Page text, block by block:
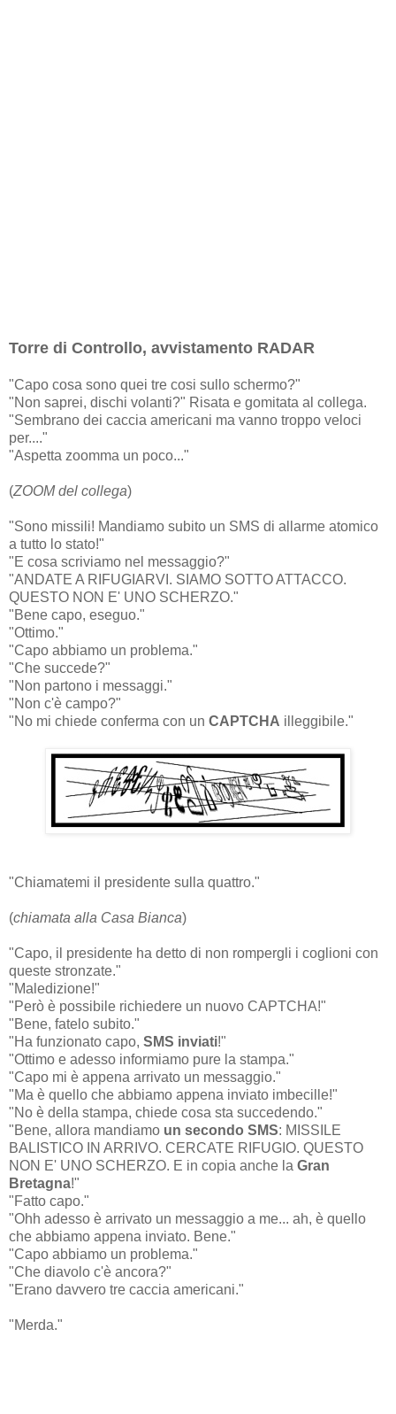
Torre di Controllo, avvistamento RADAR
"Capo cosa sono quei tre cosi sullo schermo?"
"Non saprei, dischi volanti?" Risata e gomitata al collega.
"Sembrano dei caccia americani ma vanno troppo veloci
per...."
"Aspetta zoomma un poco..."
(ZOOM del collega)
"Sono missili! Mandiamo subito un SMS di allarme atomico
a tutto lo stato!"
"E cosa scriviamo nel messaggio?"
"ANDATE A RIFUGIARVI. SIAMO SOTTO ATTACCO.
QUESTO NON E' UNO SCHERZO."
"Bene capo, eseguo."
"Ottimo."
"Capo abbiamo un problema."
"Che succede?"
"Non partono i messaggi."
"Non c'è campo?"
"No mi chiede conferma con un CAPTCHA illeggibile."
"Chiamatemi il presidente sulla quattro."
(chiamata alla Casa Bianca)
"Capo, il presidente ha detto di non rompergli i coglioni con
queste stronzate."
"Maledizione!"
"Però è possibile richiedere un nuovo CAPTCHA!"
"Bene, fatelo subito."
"Ha funzionato capo, SMS inviati!"
"Ottimo e adesso informiamo pure la stampa."
"Capo mi è appena arrivato un messaggio."
"Ma è quello che abbiamo appena inviato imbecille!"
"No è della stampa, chiede cosa sta succedendo."
"Bene, allora mandiamo un secondo SMS: MISSILE
BALISTICO IN ARRIVO. CERCATE RIFUGIO. QUESTO
NON E' UNO SCHERZO. E in copia anche la Gran
Bretagna!"
"Fatto capo."
"Ohh adesso è arrivato un messaggio a me... ah, è quello
che abbiamo appena inviato. Bene."
"Capo abbiamo un problema."
"Che diavolo c'è ancora?"
"Erano davvero tre caccia americani."
"Merda."